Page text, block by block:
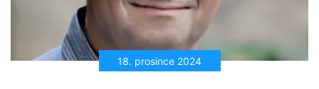
18. prosince 2024